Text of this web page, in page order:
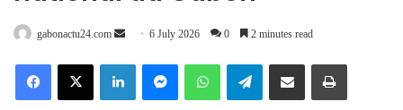
gabonactu24.com
Send 6 July 2026 0 2 minutes read
FacebookX LinkedInMessengerWhatsAppTelegramShare via Email Print